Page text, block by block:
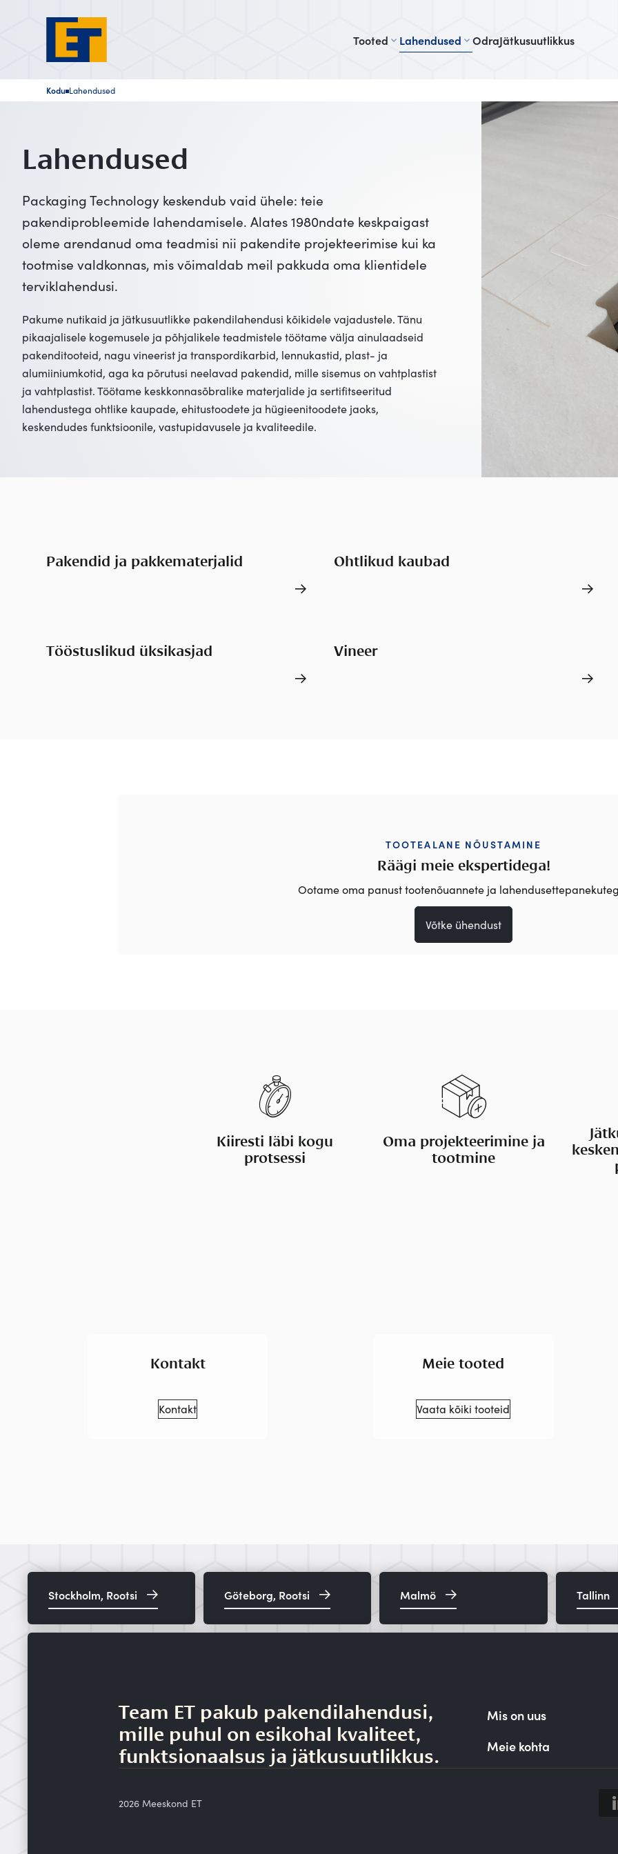
Tooted Lahendused OdraJätkusuutlikkus
Kodu■Lahendused
Lahendused
Packaging Technology keskendub vaid ühele: teie
pakendiprobleemide lahendamisele. Alates 1980ndate keskpaigast
oleme arendanud oma teadmisi nii pakendite projekteerimise kui ka
tootmise valdkonnas, mis võimaldab meil pakkuda oma klientidele
terviklahendusi.
Pakume nutikaid ja jätkusuutlikke pakendilahendusi kõikidele vajadustele. Tänu
pikaajalisele kogemusele ja põhjalikele teadmistele töötame välja ainulaadseid
pakenditooteid, nagu vineerist ja transpordikarbid, lennukastid, plast- ja
alumiiniumkotid, aga ka põrutusi neelavad pakendid, mille sisemus on vahtplastist
ja vahtplastist. Töötame keskkonnasõbralike materjalide ja sertifitseeritud
lahendustega ohtlike kaupade, ehitustoodete ja hügieenitoodete jaoks,
keskendudes funktsioonile, vastupidavusele ja kvaliteedile.
Pakendid ja pakkematerjalid Ohtlikud kaubad
Tööstuslikud üksikasjad Vineer
TOOTEALANE NÕUSTAMINE
Räägi meie ekspertidega!
Ootame oma panust tootenõuannete ja
Võtke ühendust
Kiiresti läbi kogu
protsessi
Oma projekteerimine ja
tootmine
Kontakt
Kontakt
Meie tooted
Vaata kõiki tooteid
Stockholm, Rootsi Göteborg, Rootsi Malmö Tallinn
Team ET pakub pakendilahendusi,
mille puhul on esikohal kvaliteet,
funktsionaalsus ja jätkusuutlikkus.
Mis on uus
Meie kohta
2026 Meeskond ET